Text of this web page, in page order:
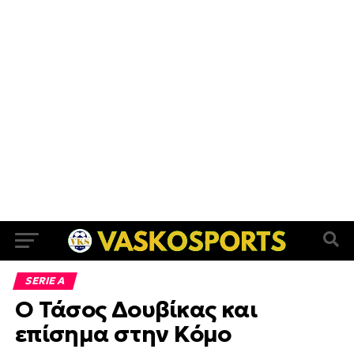
SERIE A
Ο Τάσος Δουβίκας και
επίσημα στην Κόμο